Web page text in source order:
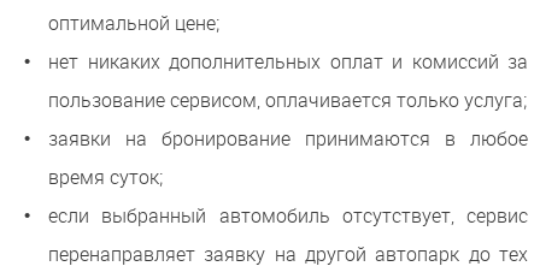
оптимальной цене;
нет никаких дополнительных оплат и комиссий за
пользование сервисом, оплачивается только услуга;
заявки на бронирование принимаются в любое
время суток;
если выбранный автомобиль отсутствует, сервис
перенаправляет заявку на другой автопарк до тех